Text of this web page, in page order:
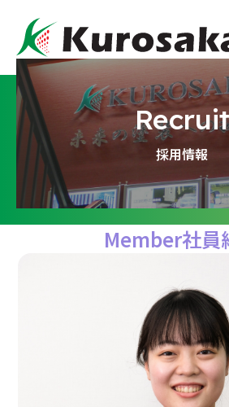
採用情報
Member社員